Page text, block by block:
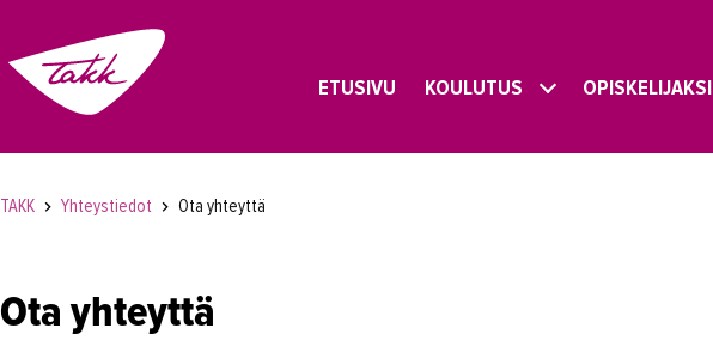
ETUSIVU KOULUTUS OPISKELIJAKSI
TAKK Yhteystiedot Ota yhteyttä
Ota yhteyttä